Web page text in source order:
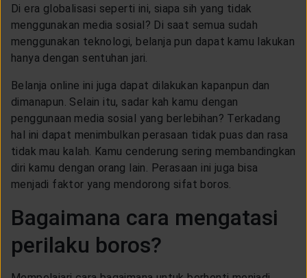
Di era globalisasi seperti ini, siapa sih yang tidak
menggunakan media sosial? Di saat semua sudah
menggunakan teknologi, belanja pun dapat kamu lakukan
hanya dengan sentuhan jari.
Belanja online ini juga dapat dilakukan kapanpun dan
dimanapun. Selain itu, sadar kah kamu dengan
penggunaan media sosial yang berlebihan? Terkadang
hal ini dapat menimbulkan perasaan tidak puas dan rasa
tidak mau kalah. Kamu cenderung sering membandingkan
diri kamu dengan orang lain. Perasaan ini juga bisa
menjadi faktor yang mendorong sifat boros.
Bagaimana cara mengatasi
perilaku boros?